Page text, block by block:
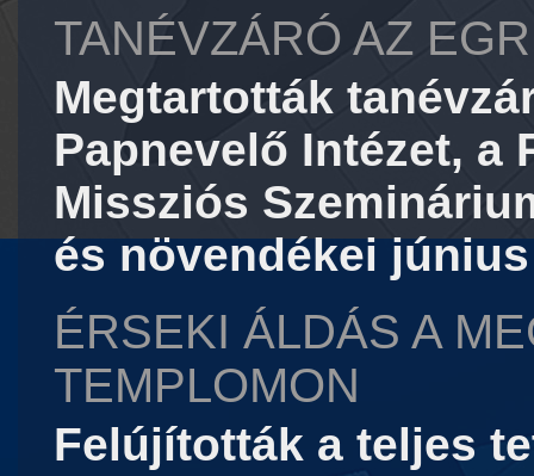
TANÉVZÁRÓ AZ
Megtartották
Papnevelő Intézet, a
Missziós
és növendékei
ÉRSEKI ÁLDÁS A
TEMPLOMON
Felújították a teljes